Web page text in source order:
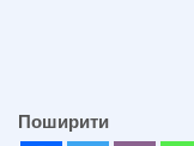
Поширити